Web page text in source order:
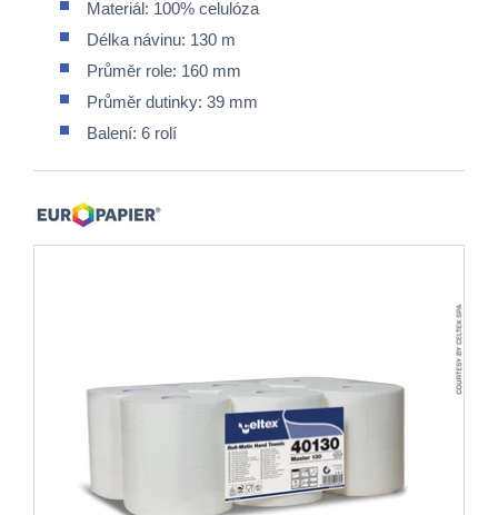
Materiál: 100% celulóza
Délka návinu: 130 m
Průměr role: 160 mm
Průměr dutinky: 39 mm
Balení: 6 rolí